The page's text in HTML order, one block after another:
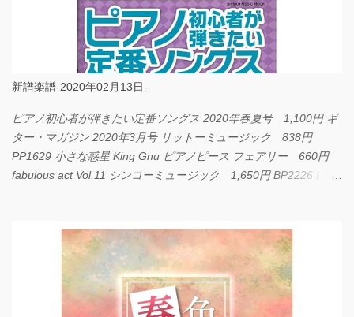
新譜楽譜-2020年02月13日-
ピアノ初心者が弾きたい定番ソングス 2020年春夏号 1,100円 ギ
ター・マガジン 2020年3月号 リットーミュージック 838円
PP1629 小さな惑星 King Gnu ピアノピース フェアリー 660円
fabulous act Vol.11 シンコーミュージック 1,650円 BP2226 I